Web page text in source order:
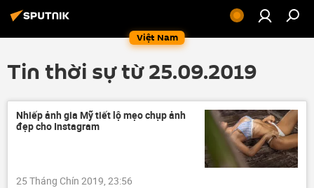
Việt Nam
Tin thời sự từ 25.09.2019
Nhiếp ảnh gia Mỹ tiết lộ mẹo chụp ảnh
đẹp cho Instagram
25 Tháng Chín 2019, 23:56